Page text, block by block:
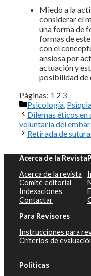
Miedo a la
considerar el
una forma de
formas de
con el
ansiosa por
actuación y
posibilidad de
Páginas: 1 2 3
Categorías
Psicología,
Dilemas éticos
voluntaria del
Retirada de
Acerca de la Revista
Acerca de la revista
Comité editorial
Indexaciones
Contactar
Para Revisores
Instrucciones para
Criterios de
Políticas